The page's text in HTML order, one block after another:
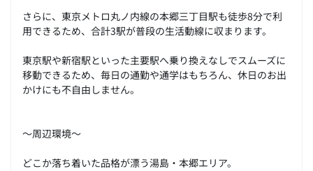
さらに、東京メトロ丸ノ内線の本郷三丁目駅も徒歩8分で利
用できるため、合計3駅が普段の生活動線に収まります。
東京駅や新宿駅といった主要駅へ乗り換えなしでスムーズに
移動できるため、毎日の通勤や通学はもちろん、休日のお出
かけにも不自由しません。
～周辺環境～
どこか落ち着いた品格が漂う湯島・本郷エリア。